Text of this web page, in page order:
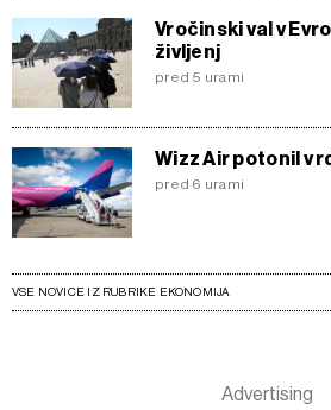
Vročinski val v
življenj
pred 5 urami
Wizz Air potonil v
pred 6 urami
VSE NOVICE IZ RUBRIKE EKONOMIJA